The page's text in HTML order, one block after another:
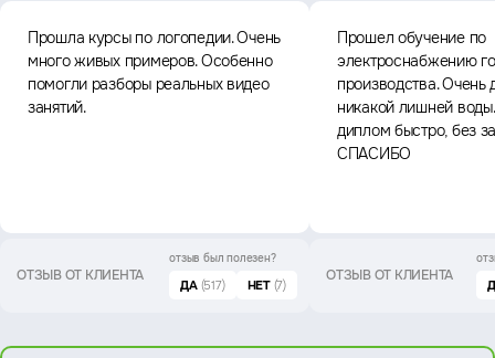
Прошла курсы по логопедии. Очень
много живых примеров. Особенно
помогли разборы реальных видео
занятий.
ОТЗЫВ ОТ КЛИЕНТА
отзыв был полезен?
ДА (517) НЕТ (7)
Прошел обучение по
электроснабжению
производства. Очень
никакой лишней
диплом быстро, без
СПАСИБО
ОТЗЫВ ОТ КЛИЕНТА